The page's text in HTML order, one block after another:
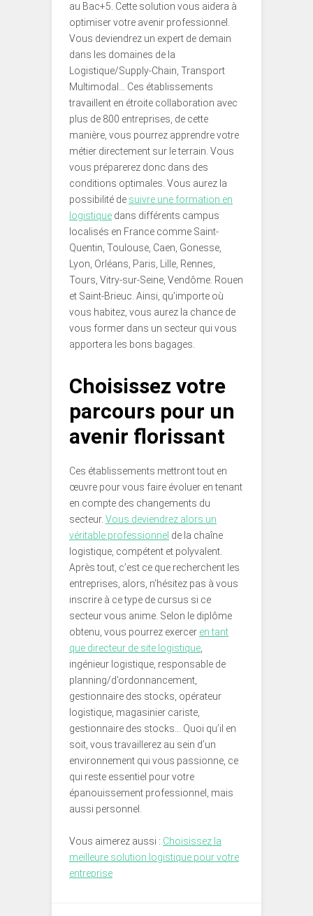
au Bac+5. Cette solution vous aidera à
optimiser votre avenir professionnel.
Vous deviendrez un expert de demain
dans les domaines de la
Logistique/Supply-Chain, Transport
Multimodal… Ces établissements
travaillent en étroite collaboration avec
plus de 800 entreprises, de cette
manière, vous pourrez apprendre votre
métier directement sur le terrain. Vous
vous préparerez donc dans des
conditions optimales. Vous aurez la
possibilité de suivre une formation en
logistique dans différents campus
localisés en France comme Saint-
Quentin, Toulouse, Caen, Gonesse,
Lyon, Orléans, Paris, Lille, Rennes,
Tours, Vitry-sur-Seine, Vendôme. Rouen
et Saint-Brieuc. Ainsi, qu’importe où
vous habitez, vous aurez la chance de
vous former dans un secteur qui vous
apportera les bons bagages.
Choisissez votre
parcours pour un
avenir florissant
Ces établissements mettront tout en
œuvre pour vous faire évoluer en tenant
en compte des changements du
secteur. Vous deviendrez alors un
véritable professionnel de la chaîne
logistique, compétent et polyvalent.
Après tout, c’est ce que recherchent les
entreprises, alors, n’hésitez pas à vous
inscrire à ce type de cursus si ce
secteur vous anime. Selon le diplôme
obtenu, vous pourrez exercer en tant
que directeur de site logistique
ingénieur logistique, responsable de
planning/d’ordonnancement,
gestionnaire des stocks, opérateur
logistique, magasinier cariste,
gestionnaire des stocks… Quoi qu’il en
soit, vous travaillerez au sein d’un
environnement qui vous passionne, ce
qui reste essentiel pour votre
épanouissement professionnel, mais
aussi personnel.
Vous aimerez aussi : Choisissez la
meilleure solution logistique pour votre
entreprise